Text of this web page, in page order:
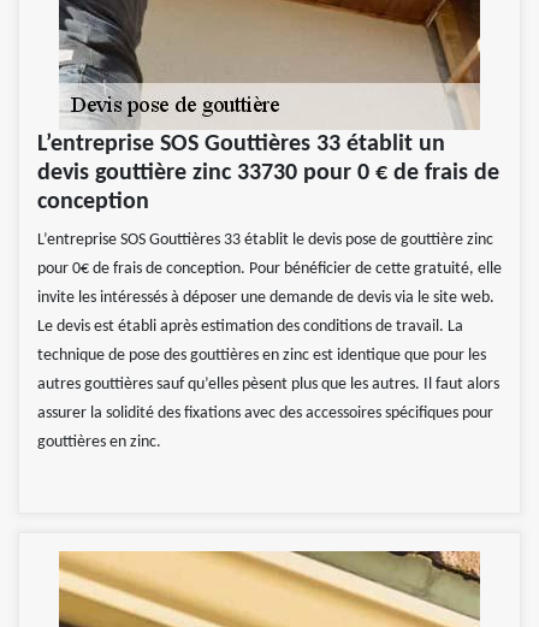
L’entreprise SOS Gouttières 33 établit un
devis gouttière zinc 33730 pour 0 € de frais de
conception
L’entreprise SOS Gouttières 33 établit le devis pose de gouttière zinc
pour 0€ de frais de conception. Pour bénéficier de cette gratuité, elle
invite les intéressés à déposer une demande de devis via le site web.
Le devis est établi après estimation des conditions de travail. La
technique de pose des gouttières en zinc est identique que pour les
autres gouttières sauf qu’elles pèsent plus que les autres. Il faut alors
assurer la solidité des fixations avec des accessoires spécifiques pour
gouttières en zinc.